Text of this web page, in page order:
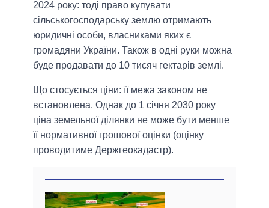
2024 року: тоді право купувати
сільськогосподарську землю отримають
юридичні особи, власниками яких є
громадяни України. Також в одні руки можна
буде продавати до 10 тисяч гектарів землі.
Що стосується ціни: її межа законом не
встановлена. Однак до 1 січня 2030 року
ціна земельної ділянки не може бути менше
її нормативної грошової оцінки (оцінку
проводитиме Держгеокадастр).